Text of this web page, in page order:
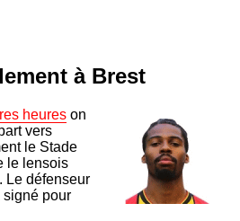
à Brest
heures on
vers
le Stade
le lensois
Le défenseur
signé pour